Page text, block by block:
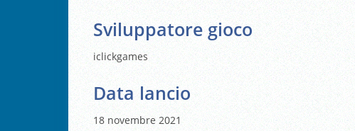
Sviluppatore gioco
iclickgames
Data lancio
18 novembre 2021